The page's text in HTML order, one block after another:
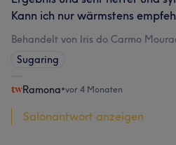
Kann ich nur wärmstens
Behandelt von Iris do Carmo
Sugaring
Ramona•vor 4 Monaten
Salonantwort anzeigen